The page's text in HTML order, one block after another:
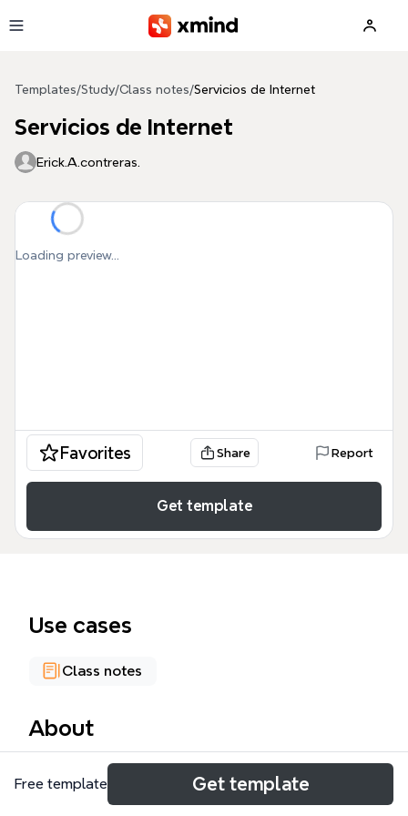
Templates/Study/Class notes/Servicios de Internet
Servicios de Internet
Erick.A.contreras.
Loading preview...
Favorites Share Report
Get template
Use cases
Class notes
About
El mapa mental 'Servicios de Internet' enumera 10
categorías principales de servicios digitales, desde
Free template Get template